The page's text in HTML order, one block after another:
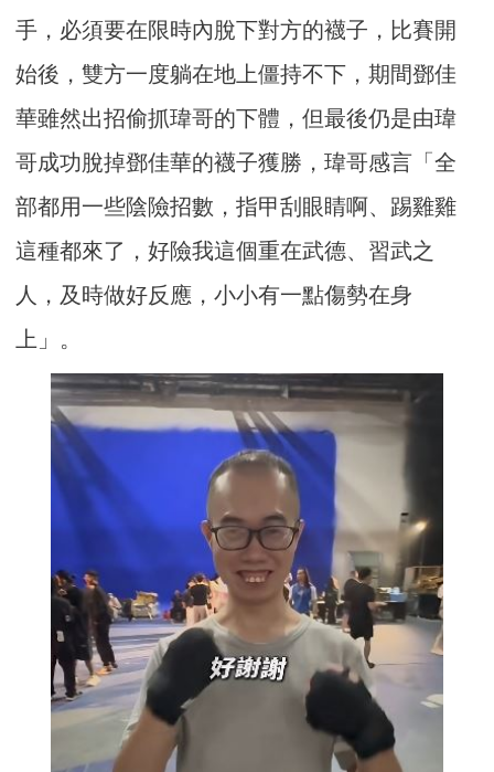
手，必須要在限時內脫下對方的襪子，比賽開
始後，雙方一度躺在地上僵持不下，期間鄧佳
華雖然出招偷抓瑋哥的下體，但最後仍是由瑋
哥成功脫掉鄧佳華的襪子獲勝，瑋哥感言「全
部都用一些陰險招數，指甲刮眼睛啊、踢雞雞
這種都來了，好險我這個重在武德、習武之
人，及時做好反應，小小有一點傷勢在身
上」。